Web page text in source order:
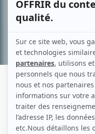
PIERRE
Liens
Fiche de Pierre Ouimet sur